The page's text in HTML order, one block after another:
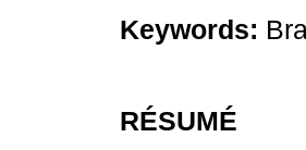
Keywords:
RÉSUMÉ